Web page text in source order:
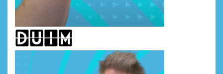
duim